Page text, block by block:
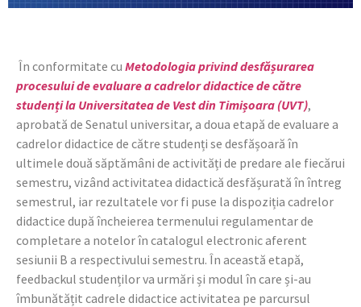
În conformitate cu Metodologia privind desfășurarea
procesului de evaluare a cadrelor didactice de către
studenți la Universitatea de Vest din Timișoara (UVT),
aprobată de Senatul universitar, a doua etapă de evaluare a
cadrelor didactice de către studenți se desfășoară în
ultimele două săptămâni de activități de predare ale fiecărui
semestru, vizând activitatea didactică desfășurată în întreg
semestrul, iar rezultatele vor fi puse la dispoziția cadrelor
didactice după încheierea termenului regulamentar de
completare a notelor în catalogul electronic aferent
sesiunii B a respectivului semestru. În această etapă,
feedbackul studenților va urmări și modul în care și-au
îmbunătățit cadrele didactice activitatea pe parcursul